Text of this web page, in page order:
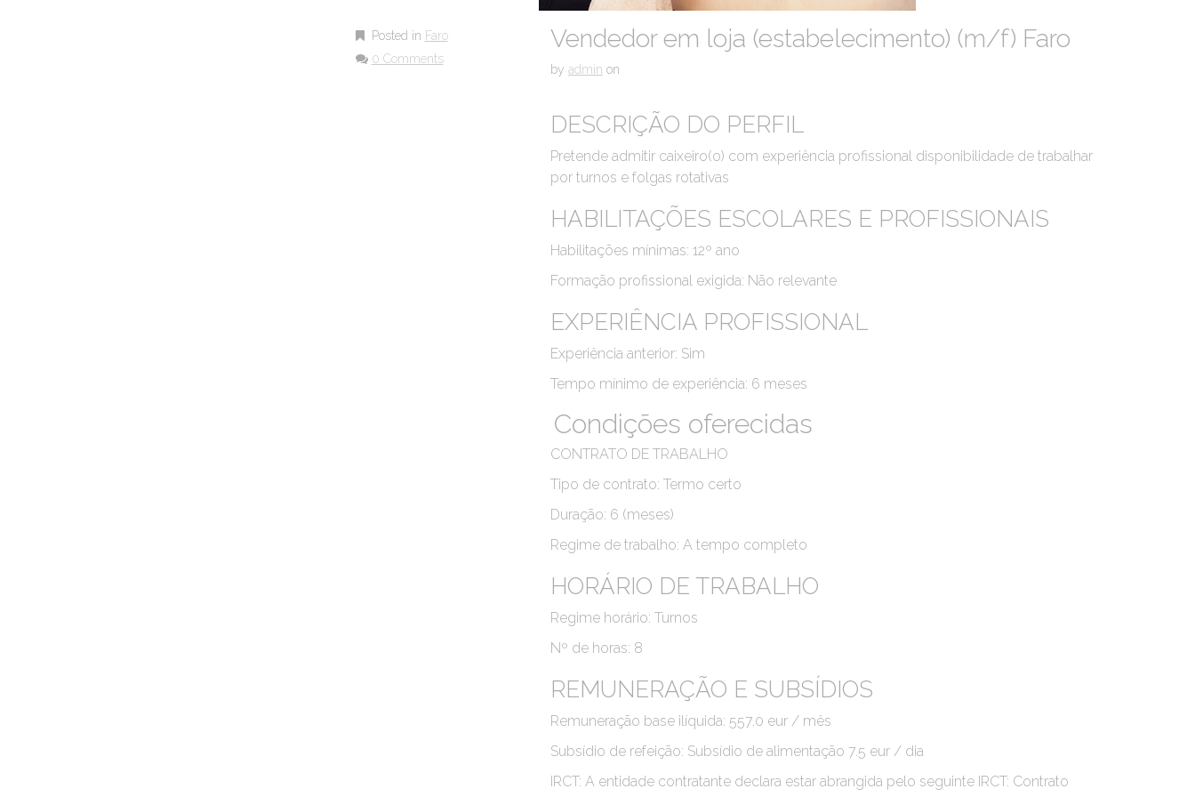
Posted in Faro
0 Comments
Vendedor em loja (estabelecimento) (m/f) Faro
by admin on
DESCRIÇÃO DO PERFIL
Pretende admitir caixeiro(o) com experiência profissional disponibilidade de trabalhar
por turnos e folgas rotativas
HABILITAÇÕES ESCOLARES E PROFISSIONAIS
Habilitações mínimas: 12º ano
Formação profissional exigida: Não relevante
EXPERIÊNCIA PROFISSIONAL
Experiência anterior: Sim
Tempo mínimo de experiência: 6 meses
Condições oferecidas
CONTRATO DE TRABALHO
Tipo de contrato: Termo certo
Duração: 6 (meses)
Regime de trabalho: A tempo completo
HORÁRIO DE TRABALHO
Regime horário: Turnos
Nº de horas: 8
REMUNERAÇÃO E SUBSÍDIOS
Remuneração base ilíquida: 557.0 eur / mês
Subsídio de refeição: Subsídio de alimentação 7.5 eur / dia
IRCT: A entidade contratante declara estar abrangida pelo seguinte IRCT: Contrato